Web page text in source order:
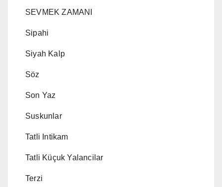
SEVMEK ZAMANI
Sipahi
Siyah Kalp
Söz
Son Yaz
Suskunlar
Tatli Intikam
Tatli Küçuk Yalancilar
Terzi